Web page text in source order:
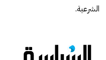
الشرعية.